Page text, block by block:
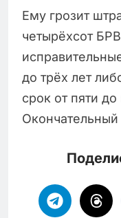
Ему грозит
четырёхсот
до трёх лет
срок от пяти
Окончательный